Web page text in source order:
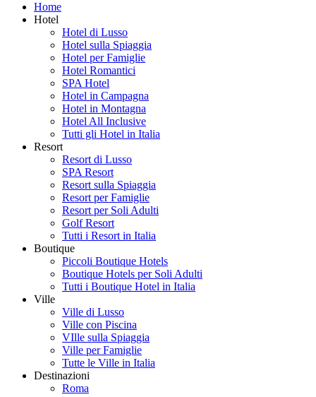
Home
Hotel
Hotel di Lusso
Hotel sulla Spiaggia
Hotel per Famiglie
Hotel Romantici
SPA Hotel
Hotel in Campagna
Hotel in Montagna
Hotel All Inclusive
Tutti gli Hotel in Italia
Resort
Resort di Lusso
SPA Resort
Resort sulla Spiaggia
Resort per Famiglie
Resort per Soli Adulti
Golf Resort
Tutti i Resort in Italia
Boutique
Piccoli Boutique Hotels
Boutique Hotels per Soli Adulti
Tutti i Boutique Hotel in Italia
Ville
Ville di Lusso
Ville con Piscina
VIlle sulla Spiaggia
Ville per Famiglie
Tutte le Ville in Italia
Destinazioni
Roma